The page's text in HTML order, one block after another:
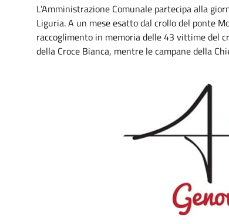
L’Amministrazione Comunale partecipa alla
Liguria. A un mese esatto dal crollo del ponte
raccoglimento in memoria delle 43 vittime del
della Croce Bianca, mentre le campane della